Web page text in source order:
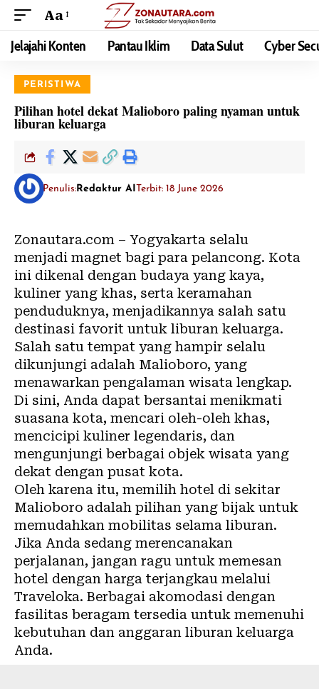
Aa
Jelajahi Konten Pantau Iklim Data Sulut Cyber
PERISTIWA
Pilihan hotel dekat Malioboro paling nyaman untuk
liburan keluarga
Penulis: Redaktur AITerbit: 18 June 2026
Zonautara.com – Yogyakarta selalu
menjadi magnet bagi para pelancong. Kota
ini dikenal dengan budaya yang kaya,
kuliner yang khas, serta keramahan
penduduknya, menjadikannya salah satu
destinasi favorit untuk liburan keluarga.
Salah satu tempat yang hampir selalu
dikunjungi adalah Malioboro, yang
menawarkan pengalaman wisata lengkap.
Di sini, Anda dapat bersantai menikmati
suasana kota, mencari oleh-oleh khas,
mencicipi kuliner legendaris, dan
mengunjungi berbagai objek wisata yang
dekat dengan pusat kota.
Oleh karena itu, memilih hotel di sekitar
Malioboro adalah pilihan yang bijak untuk
memudahkan mobilitas selama liburan.
Jika Anda sedang merencanakan
perjalanan, jangan ragu untuk memesan
hotel dengan harga terjangkau melalui
Traveloka. Berbagai akomodasi dengan
fasilitas beragam tersedia untuk memenuhi
kebutuhan dan anggaran liburan keluarga
Anda.